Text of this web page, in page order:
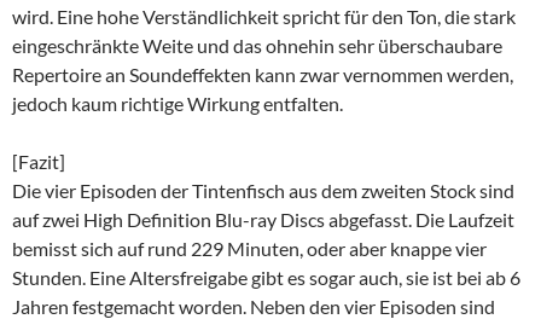
wird. Eine hohe Verständlichkeit spricht für den Ton, die stark
eingeschränkte Weite und das ohnehin sehr überschaubare
Repertoire an Soundeffekten kann zwar vernommen werden,
jedoch kaum richtige Wirkung entfalten.
[Fazit]
Die vier Episoden der Tintenfisch aus dem zweiten Stock sind
auf zwei High Definition Blu-ray Discs abgefasst. Die Laufzeit
bemisst sich auf rund 229 Minuten, oder aber knappe vier
Stunden. Eine Altersfreigabe gibt es sogar auch, sie ist bei ab 6
Jahren festgemacht worden. Neben den vier Episoden sind